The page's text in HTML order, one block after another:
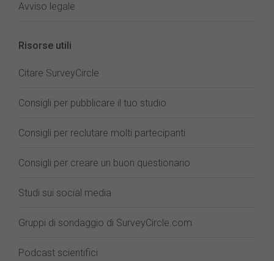
Avviso legale
Risorse utili
Citare SurveyCircle
Consigli per pubblicare il tuo studio
Consigli per reclutare molti partecipanti
Consigli per creare un buon questionario
Studi sui social media
Gruppi di sondaggio di SurveyCircle.com
Podcast scientifici